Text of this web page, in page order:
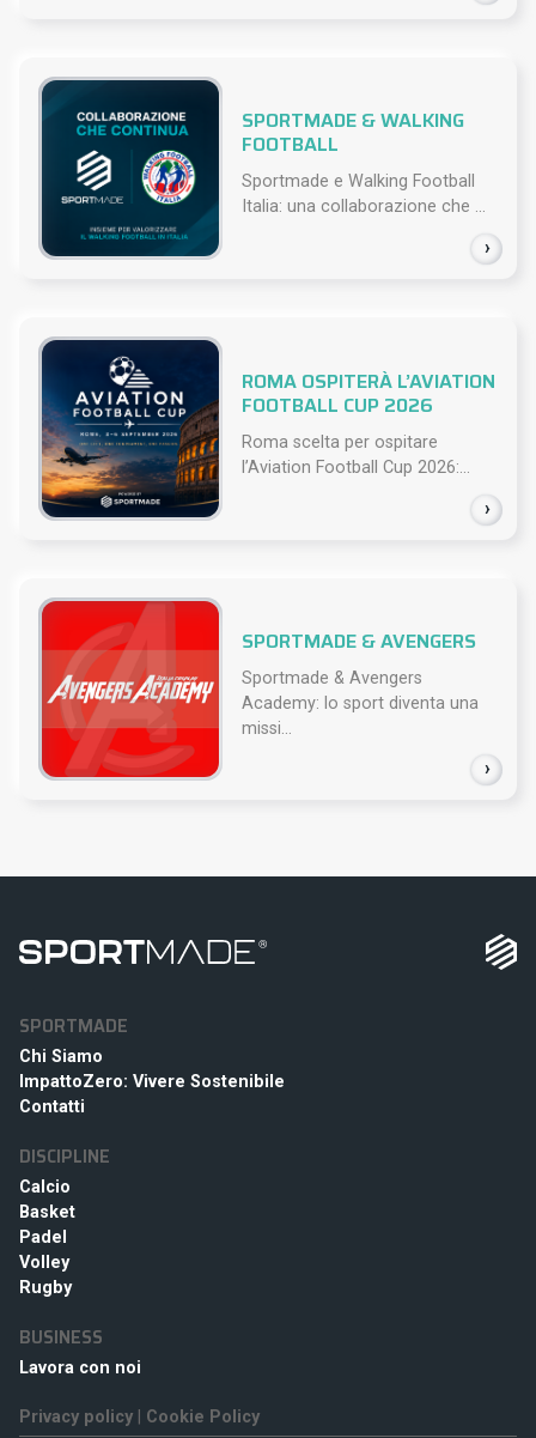
›
SPORTMADE & WALKING
FOOTBALL
Sportmade e Walking Football
Italia: una collaborazione che ...
›
ROMA OSPITERÀ L’AVIATION
FOOTBALL CUP 2026
Roma scelta per ospitare
l’Aviation Football Cup 2026:...
›
SPORTMADE & AVENGERS
Sportmade & Avengers
Academy: lo sport diventa una
missi...
SPORTMADE
Chi Siamo
ImpattoZero: Vivere Sostenibile
Contatti
DISCIPLINE
Calcio
Basket
Padel
Volley
Rugby
BUSINESS
Lavora con noi
Privacy policy Cookie Policy